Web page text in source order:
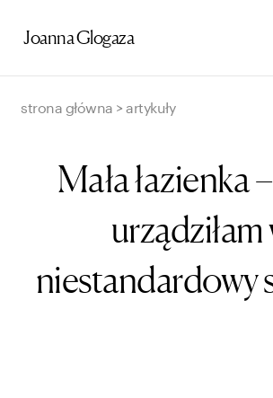
Joanna Glogaza
strona główna > artykuły
Mała łazienka
urządziłam
niestandardowy